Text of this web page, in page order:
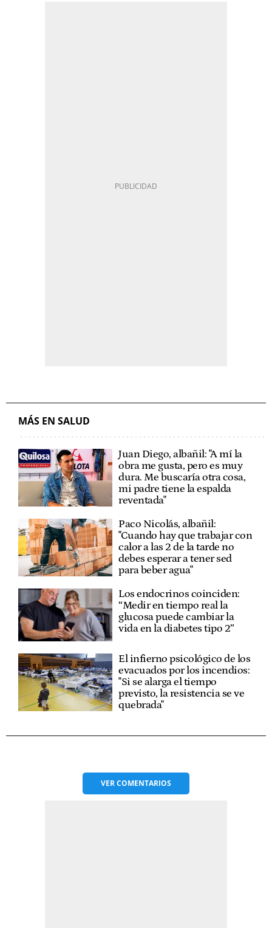
MÁS EN SALUD
Juan Diego, albañil: "A mí la
obra me gusta, pero es muy
dura. Me buscaría otra cosa,
mi padre tiene la espalda
reventada"
Paco Nicolás, albañil:
"Cuando hay que trabajar con
calor a las 2 de la tarde no
debes esperar a tener sed
para beber agua"
Los endocrinos coinciden:
“Medir en tiempo real la
glucosa puede cambiar la
vida en la diabetes tipo 2”
El infierno psicológico de los
evacuados por los incendios:
"Si se alarga el tiempo
previsto, la resistencia se ve
quebrada"
VERCOMENTARIOS